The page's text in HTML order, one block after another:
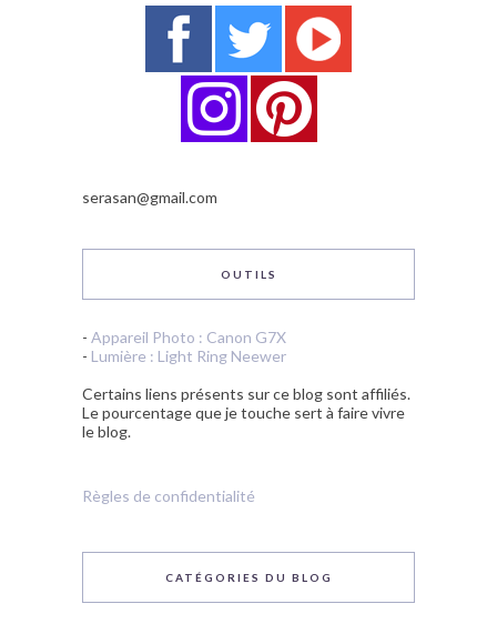
serasan@gmail.com
OUTILS
- Appareil Photo : Canon G7X
- Lumière : Light Ring Neewer
Certains liens présents sur ce blog sont affiliés.
Le pourcentage que je touche sert à faire vivre
le blog.
Règles de confidentialité
CATÉGORIES DU BLOG